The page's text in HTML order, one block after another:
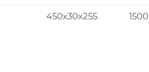
450x30x255 1500